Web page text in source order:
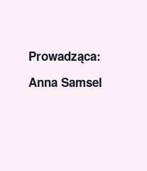
Prowadząca:
Anna Samsel